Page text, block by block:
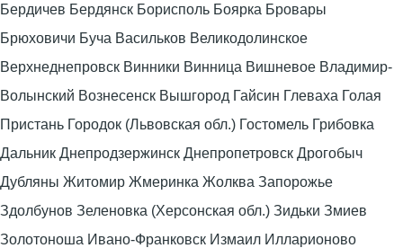
Бердичев Бердянск Борисполь Боярка Бровары
Брюховичи Буча Васильков Великодолинское
Верхнеднепровск Винники Винница Вишневое Владимир-
Волынский Вознесенск Вышгород Гайсин Глеваха Голая
Пристань Городок (Львовская обл.) Гостомель Грибовка
Дальник Днепродзержинск Днепропетровск Дрогобыч
Дубляны Житомир Жмеринка Жолква Запорожье
Здолбунов Зеленовка (Херсонская обл.) Зидьки Змиев
Золотоноша Ивано-Франковск Измаил Илларионово